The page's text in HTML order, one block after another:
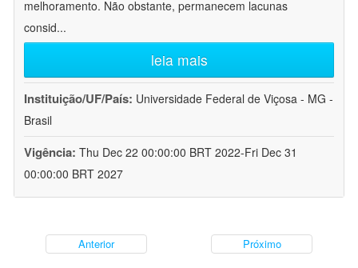
melhoramento. Não obstante, permanecem lacunas
consid...
leia mais
Instituição/UF/País: Universidade Federal de Viçosa - MG -
Brasil
Vigência: Thu Dec 22 00:00:00 BRT 2022-Fri Dec 31
00:00:00 BRT 2027
Anterior Próximo